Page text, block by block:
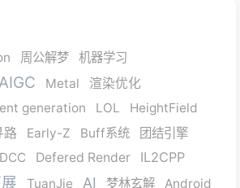
周公解梦
机器学习
Metal
渲染优化
generation
LOL HeightField
路 Early-Z Buff系统
团结引擎
DCC Defered Render IL2CPP
TuanJie AI 梦林玄解
Android